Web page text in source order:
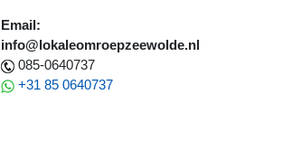
Email:
info@lokaleomroepzeewolde.nl
085-0640737
+31 85 0640737